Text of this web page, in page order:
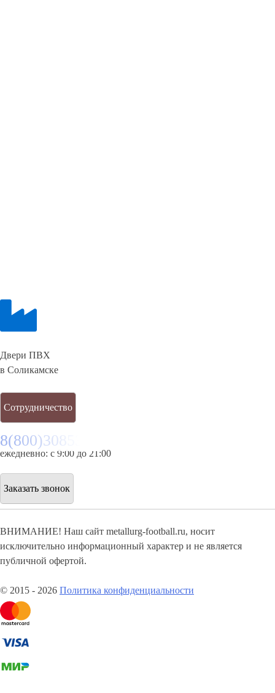
Двери ПВХ
в Соликамске
Сотрудничество
8(800)3085303
ежедневно: с 9:00 до 21:00
Заказать звонок
ВНИМАНИЕ! Наш сайт metallurg-football.ru, носит
исключительно информационный характер и не является
публичной офертой.
© 2015 - 2026 Политика конфиденциальности